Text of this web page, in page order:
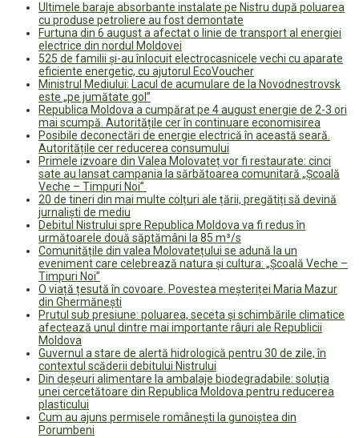
Ultimele baraje absorbante instalate pe Nistru după poluarea
cu produse petroliere au fost demontate
Furtuna din 6 august a afectat o linie de transport al energiei
electrice din nordul Moldovei
525 de familii și-au înlocuit electrocasnicele vechi cu aparate
eficiente energetic, cu ajutorul EcoVoucher
Ministrul Mediului: Lacul de acumulare de la Novodnestrovsk
este „pe jumătate gol”
Republica Moldova a cumpărat pe 4 august energie de 2-3 ori
mai scumpă. Autoritățile cer în continuare economisirea
Posibile deconectări de energie electrică în această seară.
Autoritățile cer reducerea consumului
Primele izvoare din Valea Molovateț vor fi restaurate: cinci
sate au lansat campania la sărbătoarea comunitară „Școală
Veche – Timpuri Noi”
20 de tineri din mai multe colțuri ale țării, pregătiți să devină
jurnaliști de mediu
Debitul Nistrului spre Republica Moldova va fi redus în
următoarele două săptămâni la 85 m³/s
Comunitățile din valea Molovatețului se adună la un
eveniment care celebrează natura și cultura: „Școală Veche –
Timpuri Noi”
O viață țesută în covoare. Povestea meșteriței Maria Mazur
din Ghermănești
Prutul sub presiune: poluarea, seceta și schimbările climatice
afectează unul dintre mai importante râuri ale Republicii
Moldova
Guvernul a stare de alertă hidrologică pentru 30 de zile, în
contextul scăderii debitului Nistrului
Din deșeuri alimentare la ambalaje biodegradabile: soluția
unei cercetătoare din Republica Moldova pentru reducerea
plasticului
Cum au ajuns permisele românești la gunoiștea din
Porumbeni